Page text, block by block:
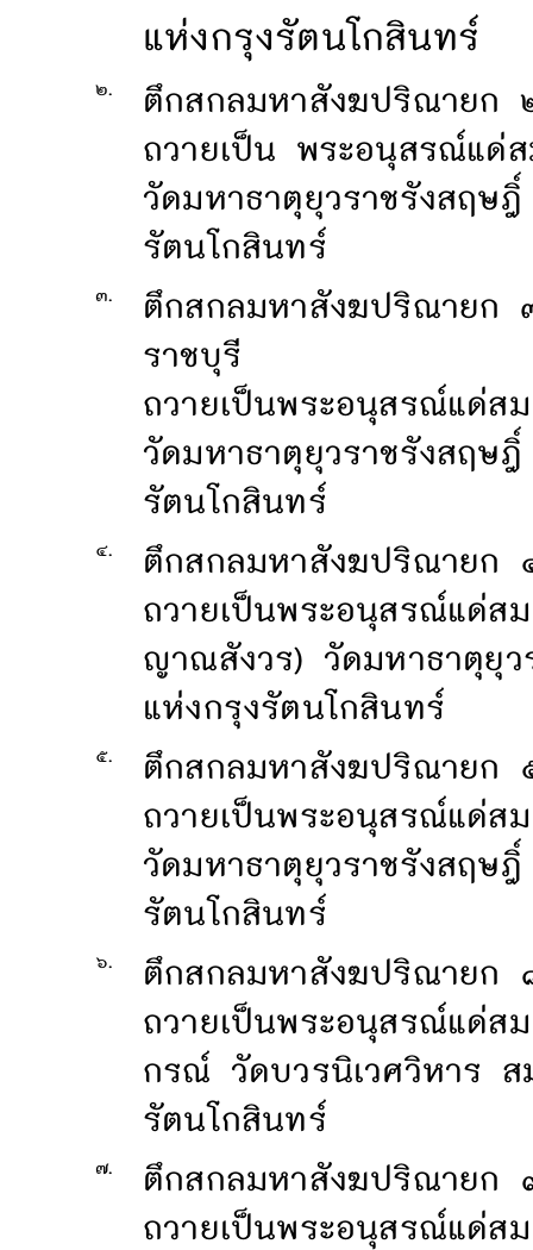
แห่งกรุงรัตนโกสินทร์
๒.
ตึกสกลมหาสังฆปริณายก
ถวายเป็น พระอนุสรณ์แด่
วัดมหาธาตุยุวราชรังสฤษ
รัตนโกสินทร์
๓.
ตึกสกลมหาสังฆปริณายก
ราชบุรี
ถวายเป็นพระอนุสรณ์แด่ส
วัดมหาธาตุยุวราชรังสฤษ
รัตนโกสินทร์
๔.
ตึกสกลมหาสังฆปริณายก
ถวายเป็นพระอนุสรณ์แด่ส
ญาณสังวร) วัดมหาธาตุยุ
แห่งกรุงรัตนโกสินทร์
๕.
ตึกสกลมหาสังฆปริณายก
ถวายเป็นพระอนุสรณ์แด่ส
วัดมหาธาตุยุวราชรังสฤษ
รัตนโกสินทร์
๖.
ตึกสกลมหาสังฆปริณายก
ถวายเป็นพระอนุสรณ์แด่ส
กรณ์ วัดบวรนิเวศวิหาร
รัตนโกสินทร์
๗.
ตึกสกลมหาสังฆปริณายก
ถวายเป็นพระอนุสรณ์แด่ส